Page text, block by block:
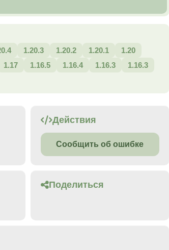
1.20.3 1.20.2 1.20.1
1.20
1.17 1.16.5 1.16.4 1.16.3
1.16.3
Действия
Сообщить об ошибке
Поделиться